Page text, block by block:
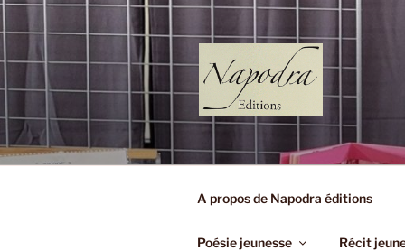
Aller
au
contenu
principal
NAPODRA
A propos de Napodra éditions
Poésie jeunesse Récit